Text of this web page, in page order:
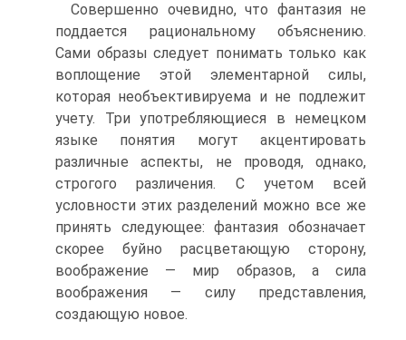
Совершенно очевидно, что фантазия не
поддается рациональному объяснению.
Сами образы следует понимать только как
воплощение этой элементарной силы,
которая необъективируема и не подлежит
учету. Три употребляющиеся в немецком
языке понятия могут акцен­тировать
различные аспекты, не проводя, однако,
строгого различе­ния. С учетом всей
условности этих разделений можно все же
при­нять следующее: фантазия обозначает
скорее буйно расцветающую сторону,
воображение — мир образов, а сила
воображения — силу пред­ставления,
создающую новое.